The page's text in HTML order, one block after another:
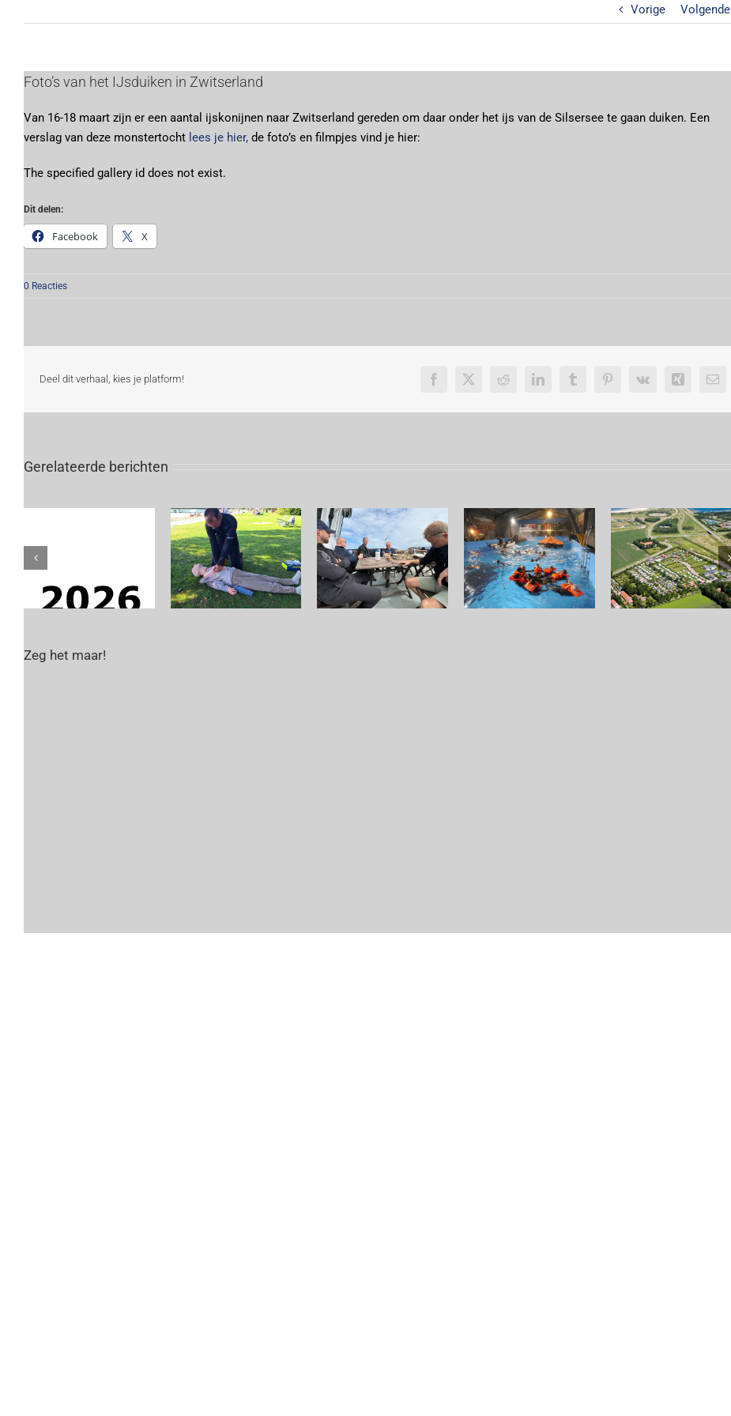
Vorige Volgende
afbeelding
Foto’s van het IJsduiken in Zwitserland
Van 16-18 maart zijn er een aantal ijskonijnen naar Zwitserland gereden om daar onder het ijs van de Silsersee te gaan duiken. Een
verslag van deze monstertocht lees je hier, de foto’s en filmpjes vind je hier:
The specified gallery id does not exist.
Dit delen:
Facebook X
0 Reacties
Deel dit verhaal, kies je platform! Facebook
X RedditLinkedInTumblrPinterest
Vk Xing
E-
Gerelateerde berichten
Duikteam GeJo op de
bodem van de
Noordzee
Get Wet Maritiem
Indoortraining
Zeelandweekend 21-
23 juni
Zeg het maar!